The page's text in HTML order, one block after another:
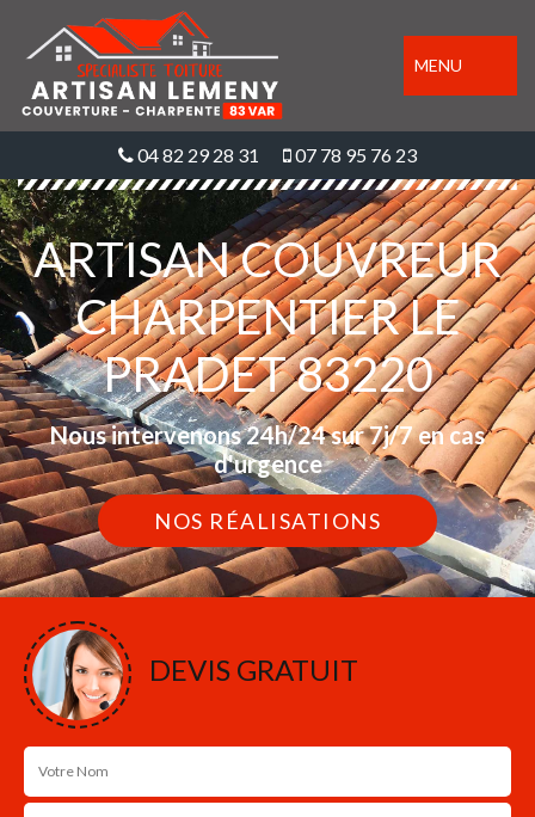
MENU
04 82 29 28 31 07 78 95 76 23
ARTISAN COUVREUR
CHARPENTIER LE
PRADET 83220
Nous intervenons 24h/24 sur 7j/7 en cas
d'urgence
NOS RÉALISATIONS
DEVIS GRATUIT